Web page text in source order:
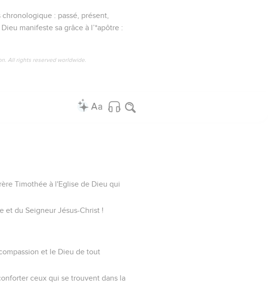
: passé, présent,
manifeste sa grâce à l’*apôtre :
All rights reserved worldwide.
Timothée à l'Eglise de Dieu qui
et du Seigneur Jésus-Christ !
et le Dieu de tout
ceux qui se trouvent dans la